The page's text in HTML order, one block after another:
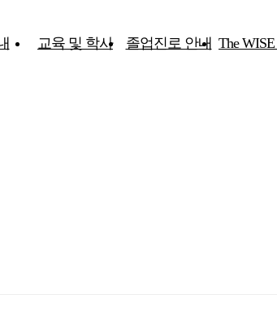
교육 및 학사 졸업진로 안내 The